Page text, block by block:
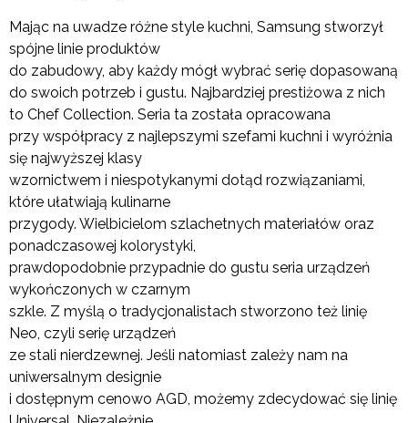
Mając na uwadze różne style kuchni, Samsung stworzył
spójne linie produktów
do zabudowy, aby każdy mógł wybrać serię dopasowaną
do swoich potrzeb i gustu. Najbardziej prestiżowa z nich
to Chef Collection. Seria ta została opracowana
przy współpracy z najlepszymi szefami kuchni i wyróżnia
się najwyższej klasy
wzornictwem i niespotykanymi dotąd rozwiązaniami,
które ułatwiają kulinarne
przygody. Wielbicielom szlachetnych materiałów oraz
ponadczasowej kolorystyki,
prawdopodobnie przypadnie do gustu seria urządzeń
wykończonych w czarnym
szkle. Z myślą o tradycjonalistach stworzono też linię
Neo, czyli serię urządzeń
ze stali nierdzewnej. Jeśli natomiast zależy nam na
uniwersalnym designie
i dostępnym cenowo AGD, możemy zdecydować się linię